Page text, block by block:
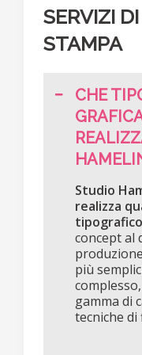
SERVIZI
STAMPA
CHE
Studio
realizza
concept al
più
gamma di
tecniche